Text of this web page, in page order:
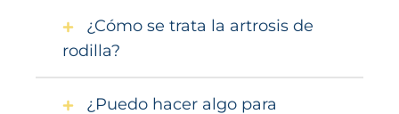
¿Cómo se trata la artrosis de
rodilla?
¿Puedo hacer algo para